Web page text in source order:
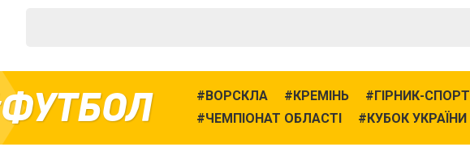
ФУТБОЛ ВОРСКЛА КРЕМІНЬ ГІРНИК-СПОРТ
ЧЕМПІОНАТ ОБЛАСТІ
КУБОК УКРАЇНИ